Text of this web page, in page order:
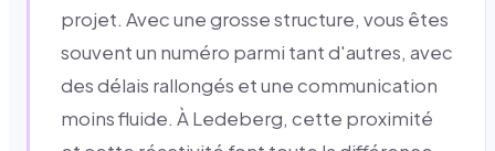
projet. Avec une grosse structure, vous êtes
souvent un numéro parmi tant d'autres, avec
des délais rallongés et une communication
moins fluide. À Ledeberg, cette proximité